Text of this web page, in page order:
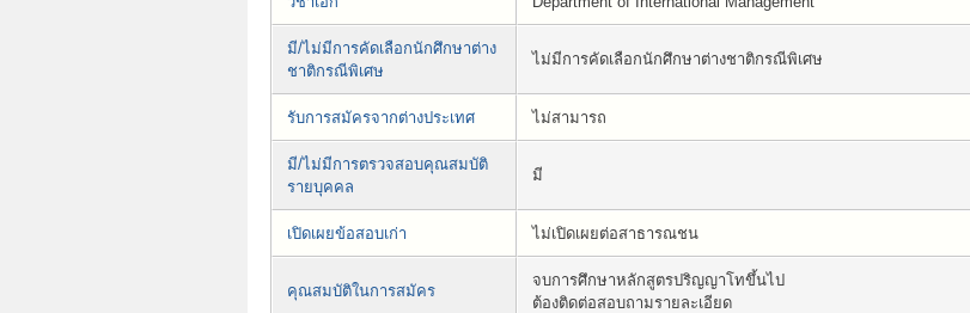
มี/ไม่มีการคัดเลือกนักศึกษาต่าง
ชาติกรณีพิเศษ
ไม่มีการคัดเลือกนักศึกษาต่างชาติกรณีพิเศษ
รับการสมัครจากต่างประเทศ ไม่สามารถ
มี/ไม่มีการตรวจสอบคุณสมบัติ
รายบุคคล
มี
เปิดเผยข้อสอบเก่า ไม่เปิดเผยต่อสาธารณชน
คุณสมบัติในการสมัคร
จบการศึกษาหลักสูตรปริญญาโทขึ้นไป
ต้องติดต่อสอบถามรายละเอียด